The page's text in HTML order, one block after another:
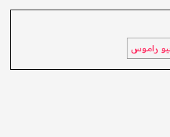
راموس